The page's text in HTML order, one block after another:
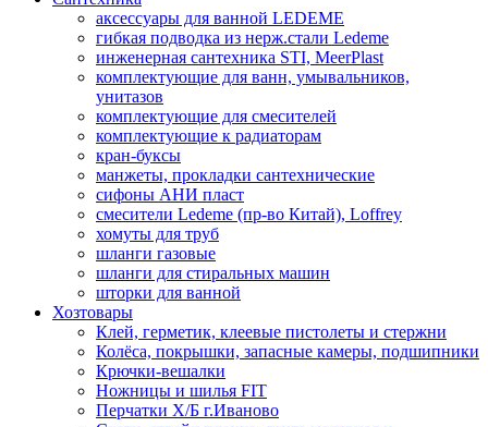
аксессуары для ванной LEDEME
гибкая подводка из нерж.стали Ledeme
инженерная сантехника STI, MeerPlast
комплектующие для ванн, умывальников,
унитазов
комплектующие для смесителей
комплектующие к радиаторам
кран-буксы
манжеты, прокладки сантехнические
сифоны АНИ пласт
смесители Ledeme (пр-во Китай), Loffrey
хомуты для труб
шланги газовые
шланги для стиральных машин
шторки для ванной
Хозтовары
Клей, герметик, клеевые пистолеты и стержни
Колёса, покрышки, запасные камеры, подшипники
Крючки-вешалки
Ножницы и шилья FIT
Перчатки Х/Б г.Иваново